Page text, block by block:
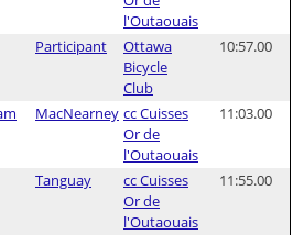
l'Outaouais
Participant
Ottawa
Bicycle
Club
10:57.00
MacNearney cc Cuisses
Or de
l'Outaouais
11:03.00
Tanguay
cc Cuisses
Or de
l'Outaouais
11:55.00